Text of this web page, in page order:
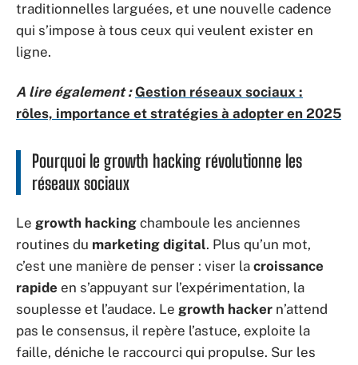
traditionnelles larguées, et une nouvelle cadence
qui s’impose à tous ceux qui veulent exister en
ligne.
A lire également : Gestion réseaux sociaux :
rôles, importance et stratégies à adopter en 2025
Pourquoi le growth hacking révolutionne les
réseaux sociaux
Le growth hacking chamboule les anciennes
routines du marketing digital. Plus qu’un mot,
c’est une manière de penser : viser la croissance
rapide en s’appuyant sur l’expérimentation, la
souplesse et l’audace. Le growth hacker n’attend
pas le consensus, il repère l’astuce, exploite la
faille, déniche le raccourci qui propulse. Sur les